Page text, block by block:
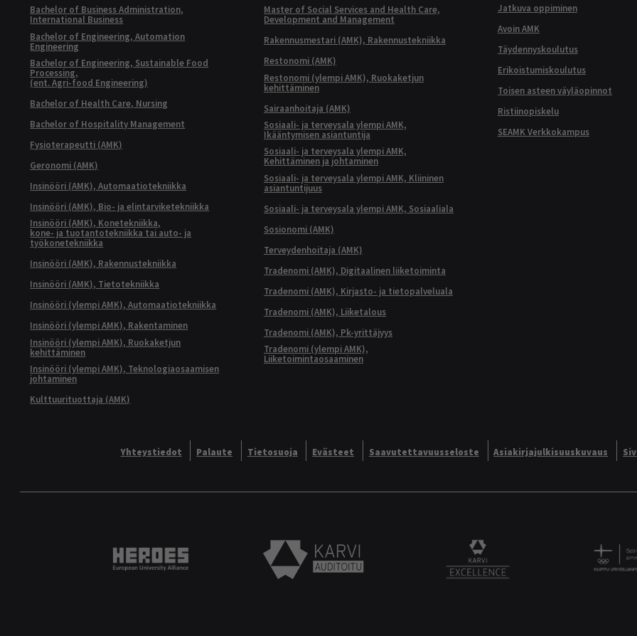
Bachelor of Business Administration,
International Business
Bachelor of Engineering, Automation
Engineering
Bachelor of Engineering, Sustainable Food
Processing,
(ent. Agri-food Engineering)
Bachelor of Health Care, Nursing
Bachelor of Hospitality Management
Fysioterapeutti (AMK)
Geronomi (AMK)
Insinööri (AMK), Automaatiotekniikka
Insinööri (AMK), Bio- ja elintarviketekniikka
Insinööri (AMK), Konetekniikka,
kone- ja tuotantotekniikka tai auto- ja
työkonetekniikka
Insinööri (AMK), Rakennustekniikka
Insinööri (AMK), Tietotekniikka
Insinööri (ylempi AMK), Automaatiotekniikka
Insinööri (ylempi AMK), Rakentaminen
Insinööri (ylempi AMK), Ruokaketjun
kehittäminen
Insinööri (ylempi AMK), Teknologiaosaamisen
johtaminen
Kulttuurituottaja (AMK)
Master of Social Services and Health Care,
Development and Management
Rakennusmestari (AMK), Rakennustekniikka
Restonomi (AMK)
Restonomi (ylempi AMK), Ruokaketjun
kehittäminen
Sairaanhoitaja (AMK)
Sosiaali- ja terveysala ylempi AMK,
Ikääntymisen asiantuntija
Sosiaali- ja terveysala ylempi AMK,
Kehittäminen ja johtaminen
Sosiaali- ja terveysala ylempi AMK, Kliininen
asiantuntijuus
Sosiaali- ja terveysala ylempi AMK, Sosiaaliala
Sosionomi (AMK)
Terveydenhoitaja (AMK)
Tradenomi (AMK), Digitaalinen liiketoiminta
Tradenomi (AMK), Kirjasto- ja tietopalveluala
Tradenomi (AMK), Liiketalous
Tradenomi (AMK), Pk-yrittäjyys
Tradenomi (ylempi AMK),
Liiketoimintaosaaminen
Jatkuva oppiminen
Avoin AMK
Täydennyskoulutus
Erikoistumiskoulutus
Toisen asteen väyläopinnot
Ristiinopiskelu
SEAMK Verkkokampus
Yhteystiedot Palaute Tietosuoja Evästeet Saavutettavuusseloste Asiakirjajulkisuuskuvaus
Heroes European University Alliance logo
Karvi Auditoitu logo KARVI Excellence logo.